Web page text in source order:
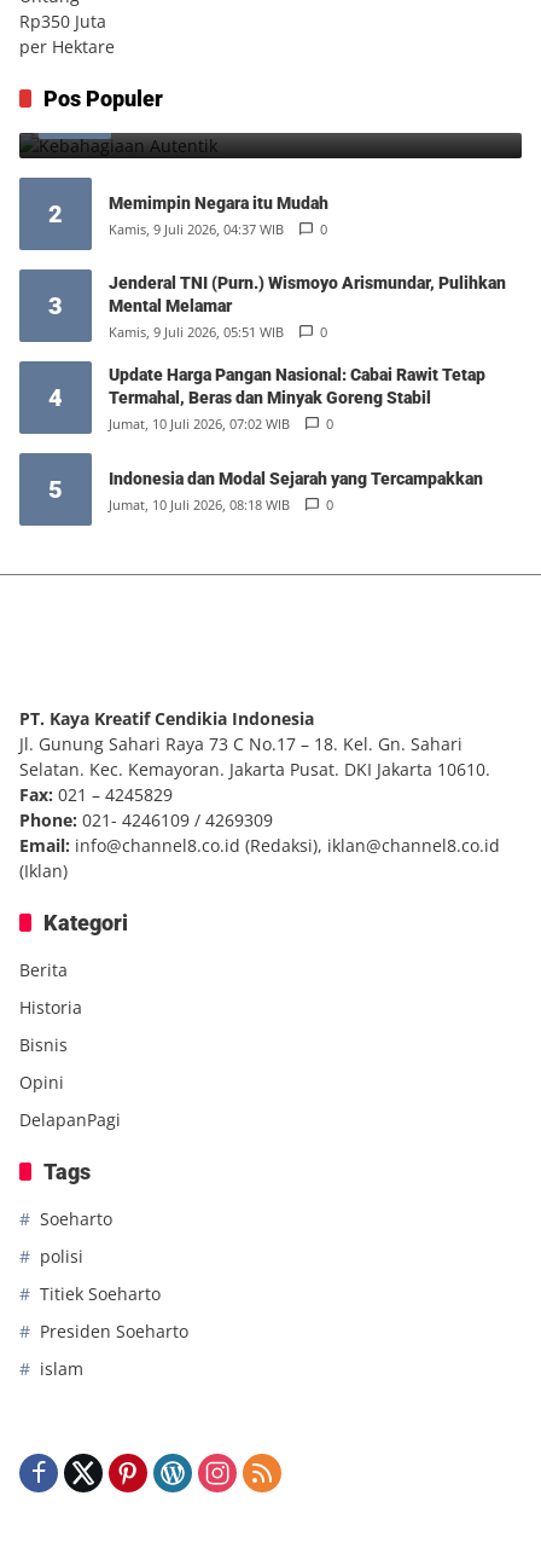
Pos Populer
1 Kebahagiaan Autentik
2 Memimpin Negara itu Mudah
Kamis, 9 Juli 2026, 04:37 WIB 0
3
Jenderal TNI (Purn.) Wismoyo Arismundar, Pulihkan
Mental Melamar
Kamis, 9 Juli 2026, 05:51 WIB 0
4
Update Harga Pangan Nasional: Cabai Rawit Tetap
Termahal, Beras dan Minyak Goreng Stabil
Jumat, 10 Juli 2026, 07:02 WIB 0
5 Indonesia dan Modal Sejarah yang Tercampakkan
Jumat, 10 Juli 2026, 08:18 WIB 0
PT. Kaya Kreatif Cendikia Indonesia
Jl. Gunung Sahari Raya 73 C No.17 – 18. Kel. Gn. Sahari
Selatan. Kec. Kemayoran. Jakarta Pusat. DKI Jakarta 10610.
Fax: 021 – 4245829
Phone: 021- 4246109 / 4269309
Email: info@channel8.co.id (Redaksi), iklan@channel8.co.id
(Iklan)
Kategori
Berita
Historia
Bisnis
Opini
DelapanPagi
Tags
Soeharto
polisi
Titiek Soeharto
Presiden Soeharto
islam